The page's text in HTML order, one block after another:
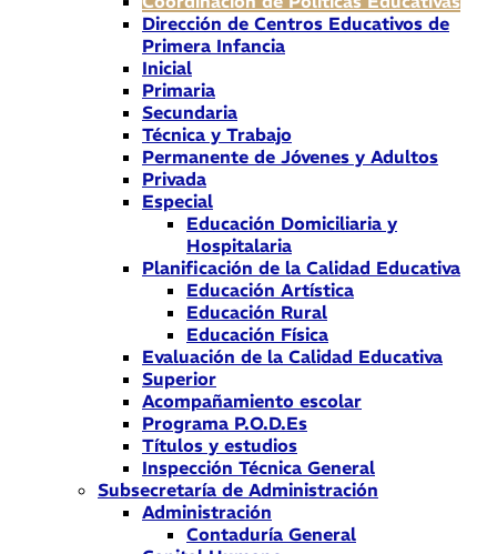
Dirección de Centros Educativos de
Primera Infancia
Inicial
Primaria
Secundaria
Técnica y Trabajo
Permanente de Jóvenes y Adultos
Privada
Especial
Educación Domiciliaria y
Hospitalaria
Planificación de la Calidad Educativa
Educación Artística
Educación Rural
Educación Física
Evaluación de la Calidad Educativa
Superior
Acompañamiento escolar
Programa P.O.D.Es
Títulos y estudios
Inspección Técnica General
Subsecretaría de Administración
Administración
Contaduría General